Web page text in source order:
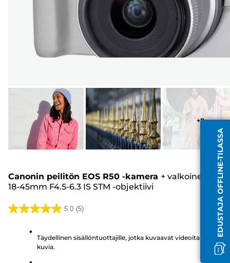
+8
Canonin peilitön EOS R50 -kamera + valkoinen RF-S
18-45mm F4.5-6.3 IS STM -objektiivi
5.0 (5)
5.0/5
arvostelua
Täydellinen sisällöntuottajille, jotka kuvaavat videoita ja still-
kuvia.
EDUSTAJA OFFLINE-TILASSA